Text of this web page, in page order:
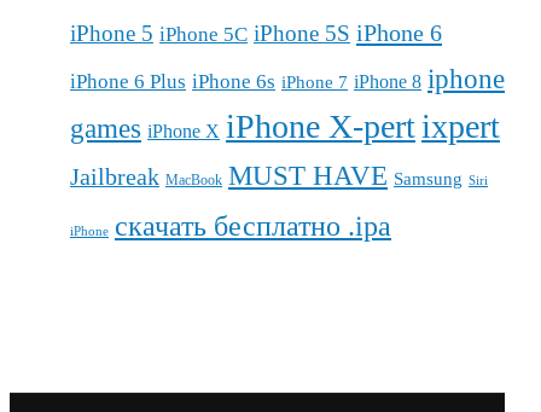
iPhone 5 iPhone 5C iPhone 5S iPhone 6
iPhone 6 Plus iPhone 6s iPhone 7 iPhone 8 iphone
games iPhone X iPhone X-pertixpert
Jailbreak MacBook MUST HAVE Samsung Siri
iPhone скачать бесплатно .ipa